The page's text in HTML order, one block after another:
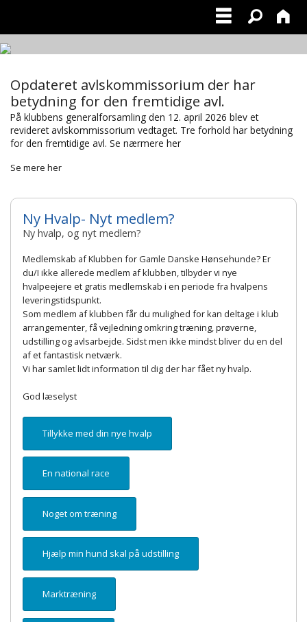
Opdateret avlskommissorium der har
betydning for den fremtidige avl.
På klubbens generalforsamling den 12. april 2026 blev et
revideret avlskommissorium vedtaget. Tre forhold har betydning
for den fremtidige avl. Se nærmere her
Se mere her
Ny Hvalp- Nyt medlem?
Ny hvalp, og nyt medlem?
Medlemskab af Klubben for Gamle Danske Hønsehunde? Er
du/I ikke allerede medlem af klubben, tilbyder vi nye
hvalpeejere et gratis medlemskab i en periode fra hvalpens
leveringstidspunkt.
Som medlem af klubben får du mulighed for kan deltage i klub
arrangementer, få vejledning omkring træning, prøverne,
udstilling og avlsarbejde. Sidst men ikke mindst bliver du en del
af et fantastisk netværk.
Vi har samlet lidt information til dig der har fået ny hvalp.
God læselyst
Tillykke med din nye hvalp
En national race
Noget om træning
Hjælp min hund skal på udstilling
Marktræning